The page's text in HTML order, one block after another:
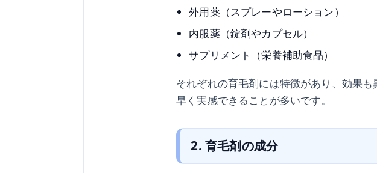
外用薬（スプレーやローション）
内服薬（錠剤やカプセル）
サプリメント（栄養補助食品）
それぞれの育毛剤には特徴があり、効果
早く実感できることが多いです。
2. 育毛剤の成分